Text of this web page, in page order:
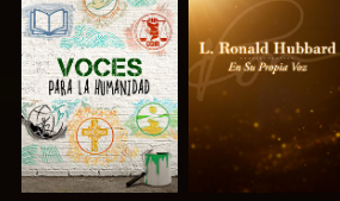
EXPLORA LAS
SERIES
EXPLORA LAS
SERIES